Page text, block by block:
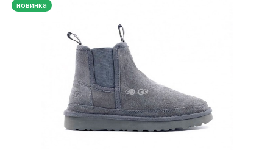
новинка